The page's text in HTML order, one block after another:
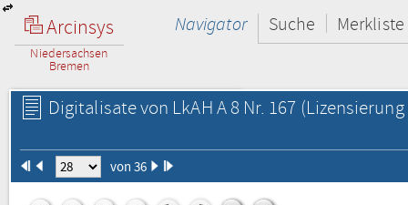
Arcinsys
Niedersachsen
Bremen
Navigator Suche Merkliste
Digitalisate von LkAH A 8 Nr. 167
von 36